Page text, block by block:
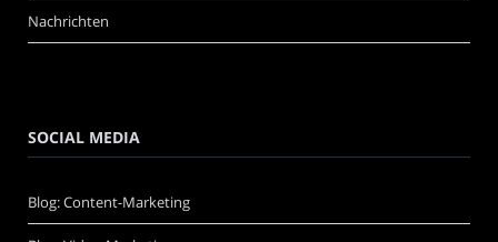
Nachrichten
SOCIAL MEDIA
Blog: Content-Marketing